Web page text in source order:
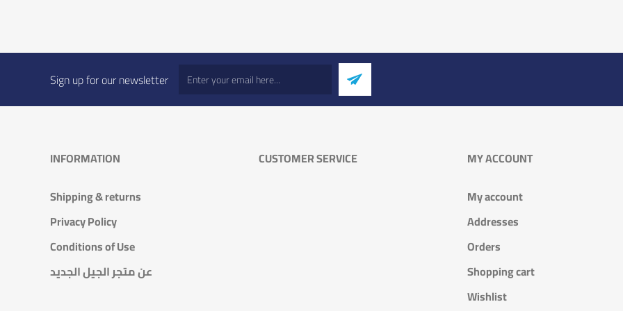
Sign up for our newsletter
INFORMATION
Shipping & returns
Privacy Policy
Conditions of Use
عن متجر الجيل الجديد
CUSTOMER SERVICE
MY ACCOUNT
My account
Addresses
Orders
Shopping cart
Wishlist